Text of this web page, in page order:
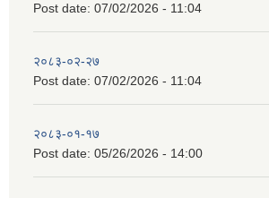
Post date: 07/02/2026 - 11:04
२०८३-०२-२७
Post date: 07/02/2026 - 11:04
२०८३-०१-१७
Post date: 05/26/2026 - 14:00